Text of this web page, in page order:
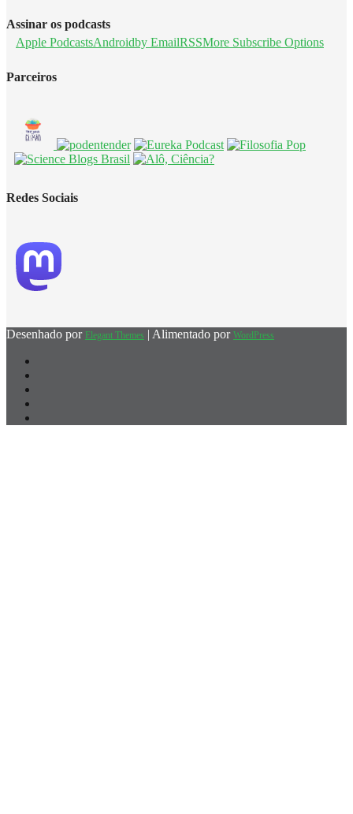
Assinar os podcasts
Apple PodcastsAndroidby EmailRSSMore Subscribe Options
Parceiros
Redes Sociais
Desenhado por Elegant Themes | Alimentado por WordPress